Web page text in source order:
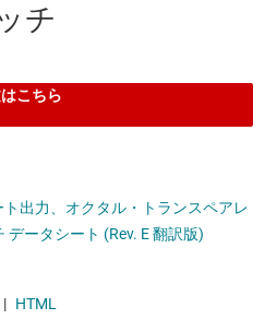
チ
こちら
ト出力、オクタル・トランスペアレ
データシート (Rev. E 翻訳版)
| HTML